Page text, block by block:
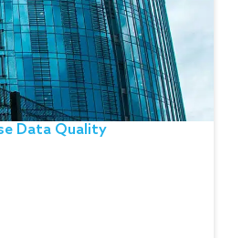
Data Quality
Data Quality
un marco de Data Quality
y para toda la
cumplir los objetivos
La solución integra los